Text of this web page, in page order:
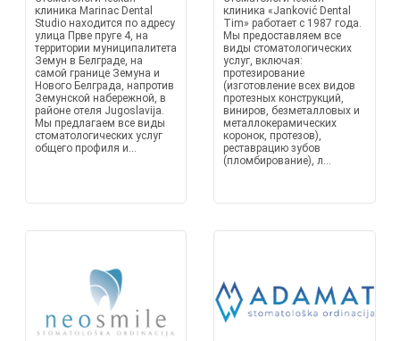
клиника Marinac Dental
Studio находится по адресу
улица Прве пруге 4, на
территории муниципалитета
Земун в Белграде, на
самой границе Земуна и
Нового Белграда, напротив
Земунской набережной, в
районе отеля Jugoslavija.
Мы предлагаем все виды
стоматологических услуг
общего профиля и...
клиника «Janković Dental
Tim» работает с 1987 года.
Мы предоставляем все
виды стоматологических
услуг, включая:
протезирование
(изготовление всех видов
протезных конструкций,
виниров, безметалловых и
металлокерамических
коронок, протезов),
реставрацию зубов
(пломбирование), л...